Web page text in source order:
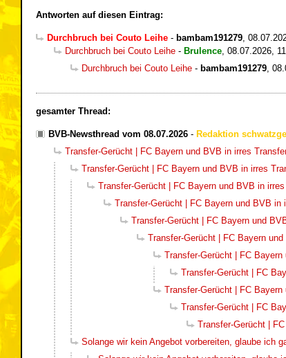
Antworten auf diesen Eintrag:
Durchbruch bei Couto Leihe - bambam191279,
Durchbruch bei Couto Leihe - Brulence, 08.07.2026,
Durchbruch bei Couto Leihe - bambam191279,
gesamter Thread:
BVB-Newsthread vom 08.07.2026 - Redaktion
Transfer-Gerücht | FC Bayern und BVB in irres
Transfer-Gerücht | FC Bayern und BVB in irres
Transfer-Gerücht | FC Bayern und BVB in
Transfer-Gerücht | FC Bayern und BVB in
Transfer-Gerücht | FC Bayern und
Transfer-Gerücht | FC Bayern
Transfer-Gerücht | FC
Transfer-Gerücht | FC
Transfer-Gerücht | FC
Transfer-Gerücht | FC
Transfer-Gerücht |
Solange wir kein Angebot vorbereiten, glaube ich